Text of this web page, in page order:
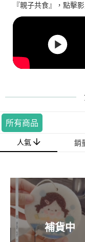
『親子共食』，點擊
所有商品
人氣 銷
補貨中